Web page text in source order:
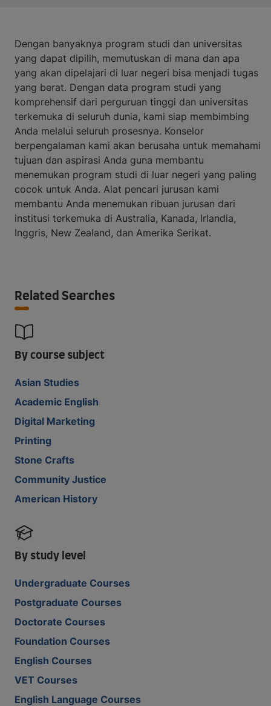
Dengan banyaknya program studi dan universitas
yang dapat dipilih, memutuskan di mana dan apa
yang akan dipelajari di luar negeri bisa menjadi tugas
yang berat. Dengan data program studi yang
komprehensif dari perguruan tinggi dan universitas
terkemuka di seluruh dunia, kami siap membimbing
Anda melalui seluruh prosesnya. Konselor
berpengalaman kami akan berusaha untuk memahami
tujuan dan aspirasi Anda guna membantu
menemukan program studi di luar negeri yang paling
cocok untuk Anda. Alat pencari jurusan kami
membantu Anda menemukan ribuan jurusan dari
institusi terkemuka di Australia, Kanada, Irlandia,
Inggris, New Zealand, dan Amerika Serikat.
Related Searches
By course subject
Asian Studies
Academic English
Digital Marketing
Printing
Stone Crafts
Community Justice
American History
By study level
Undergraduate Courses
Postgraduate Courses
Doctorate Courses
Foundation Courses
English Courses
VET Courses
English Language Courses